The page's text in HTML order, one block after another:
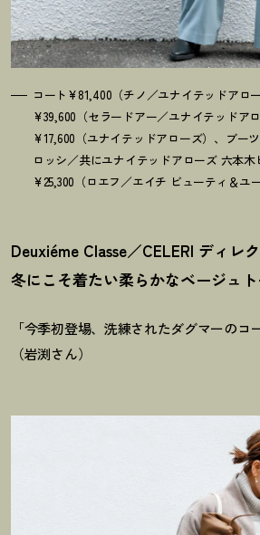
コート¥81,400（チノ／ユナイテッドアロ
¥39,600（セラードアー／ユナイテッドア
¥17,600（ユナイテッドアローズ）、ブー
ロッシ／共にユナイテッドアローズ 六本
¥25,300（ロエフ／エイチ ビューティ＆ユ
Deuxiéme Classe／CELERI ディレ
冬にこそ着たい柔らかなベージュ
「今季初登場、洗練されたダグマーのコ
（岩渕さん）